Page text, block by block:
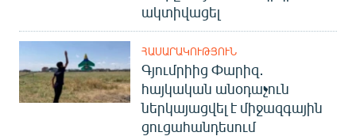
ակտիվացել
ՀԱՍԱՐԱԿՈՒԹՅՈՒՆ
Գյումրիից Փարիզ․
հայկական անօդաչուն
ներկայացվել է միջազգային
ցուցահանդեսում